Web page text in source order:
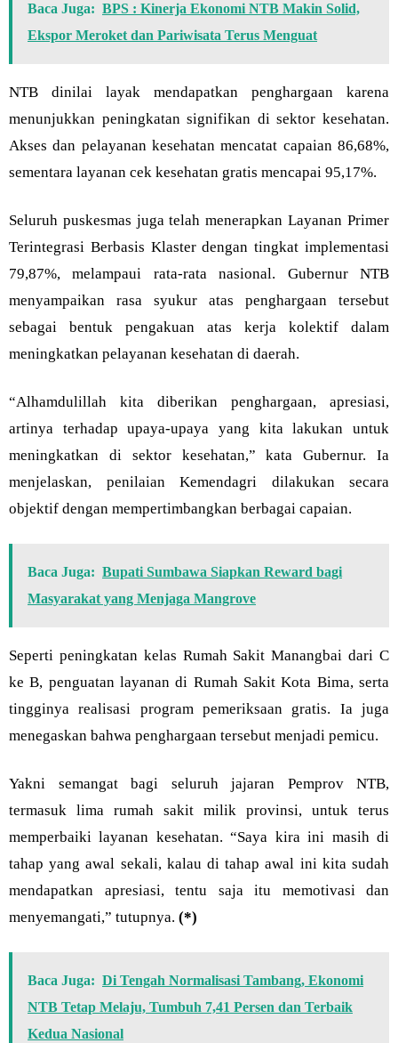
Baca Juga: BPS : Kinerja Ekonomi NTB Makin Solid,
Ekspor Meroket dan Pariwisata Terus Menguat
NTB dinilai layak mendapatkan penghargaan karena
menunjukkan peningkatan signifikan di sektor kesehatan.
Akses dan pelayanan kesehatan mencatat capaian 86,68%,
sementara layanan cek kesehatan gratis mencapai 95,17%.
Seluruh puskesmas juga telah menerapkan Layanan Primer
Terintegrasi Berbasis Klaster dengan tingkat implementasi
79,87%, melampaui rata-rata nasional. Gubernur NTB
menyampaikan rasa syukur atas penghargaan tersebut
sebagai bentuk pengakuan atas kerja kolektif dalam
meningkatkan pelayanan kesehatan di daerah.
“Alhamdulillah kita diberikan penghargaan, apresiasi,
artinya terhadap upaya-upaya yang kita lakukan untuk
meningkatkan di sektor kesehatan,” kata Gubernur. Ia
menjelaskan, penilaian Kemendagri dilakukan secara
objektif dengan mempertimbangkan berbagai capaian.
Baca Juga: Bupati Sumbawa Siapkan Reward bagi
Masyarakat yang Menjaga Mangrove
Seperti peningkatan kelas Rumah Sakit Manangbai dari C
ke B, penguatan layanan di Rumah Sakit Kota Bima, serta
tingginya realisasi program pemeriksaan gratis. Ia juga
menegaskan bahwa penghargaan tersebut menjadi pemicu.
Yakni semangat bagi seluruh jajaran Pemprov NTB,
termasuk lima rumah sakit milik provinsi, untuk terus
memperbaiki layanan kesehatan. “Saya kira ini masih di
tahap yang awal sekali, kalau di tahap awal ini kita sudah
mendapatkan apresiasi, tentu saja itu memotivasi dan
menyemangati,” tutupnya. (*)
Baca Juga: Di Tengah Normalisasi Tambang, Ekonomi
NTB Tetap Melaju, Tumbuh 7,41 Persen dan Terbaik
Kedua Nasional